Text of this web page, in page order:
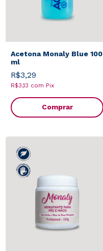
Acetona Monaly Blue 100
ml
R$3,29
R$3,13 com Pix
Comprar